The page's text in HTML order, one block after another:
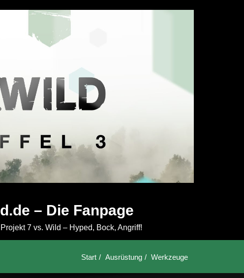
– Die Fanpage
7 vs. Wild – Hyped, Bock, Angriff!
Start Ausrüstung Werkzeuge